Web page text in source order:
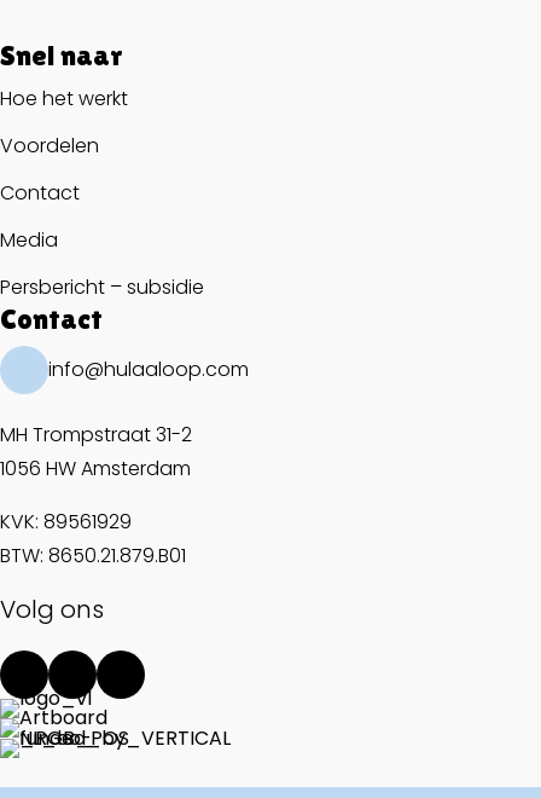
Snel naar
Hoe het werkt
Voordelen
Contact
Media
Persbericht – subsidie
Contact
info@hulaaloop.com
MH Trompstraat 31-2
1056 HW Amsterdam
KVK: 89561929
BTW: 8650.21.879.B01
Volg ons